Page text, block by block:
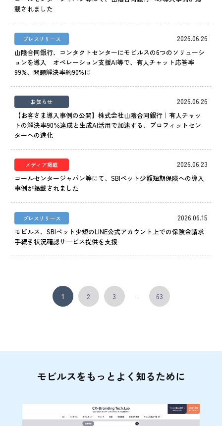
載されました
プレスリリース 2026.06.26
山陰合同銀行、コンタクトセンターにモビルスの6つのソリューシ
ョンを導入 オペレーション支援AI等で、有人チャット応答率
99%、問題解決率約90%に
お知らせ 2026.06.26
【お客さま導入事例の公開】株式会社山陰合同銀行｜有人チャッ
トの解決率90％達成と生成AI活用で加速する、プロフィットセン
ターへの進化
メディア掲載 2026.06.23
コールセンタージャパン等にて、SBIペット少額短期保険への導入
事例が掲載されました
プレスリリース 2026.06.15
モビルス、SBIペット少短のLINE公式アカウント上での保険金請求
手続き状況確認サービス提供を支援
1 2 3 63
モビルスをもっとよく知るために